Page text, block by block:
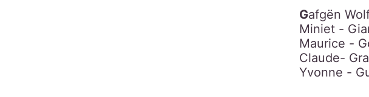
Gafgën
Miniet -
Maurice -
Claude-
Yvonne -